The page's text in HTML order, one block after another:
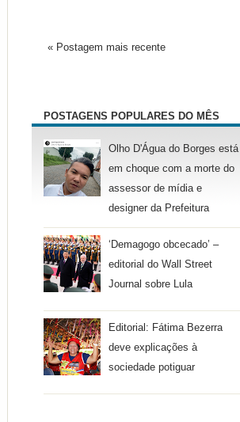
« Postagem mais recente
POSTAGENS POPULARES DO MÊS
Olho D'Água do Borges está
em choque com a morte do
assessor de mídia e
designer da Prefeitura
‘Demagogo obcecado’ –
editorial do Wall Street
Journal sobre Lula
Editorial: Fátima Bezerra
deve explicações à
sociedade potiguar